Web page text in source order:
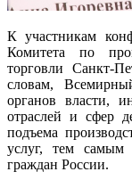
К участникам
Комитета по
торговли Санкт-
словам,
органов власти,
отраслей и сфер
подъема
услуг, тем самым
граждан России.